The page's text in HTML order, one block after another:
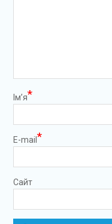
Ім’я*
E-mail *
Сайт